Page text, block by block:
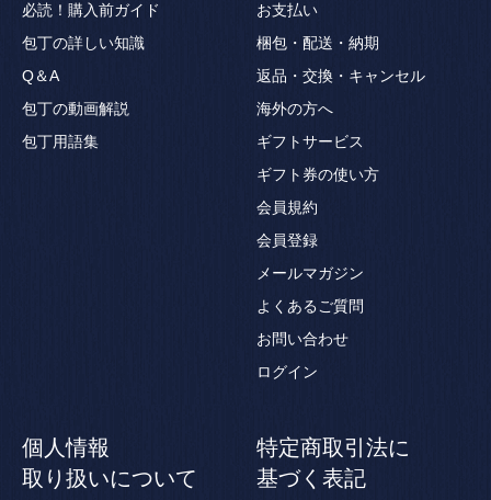
必読！購入前ガイド
包丁の詳しい知識
Q＆A
包丁の動画解説
包丁用語集
お支払い
梱包・配送・納期
返品・交換・キャンセル
海外の方へ
ギフトサービス
ギフト券の使い方
会員規約
会員登録
メールマガジン
よくあるご質問
お問い合わせ
ログイン
個人情報
取り扱いについて
特定商取引法に
基づく表記